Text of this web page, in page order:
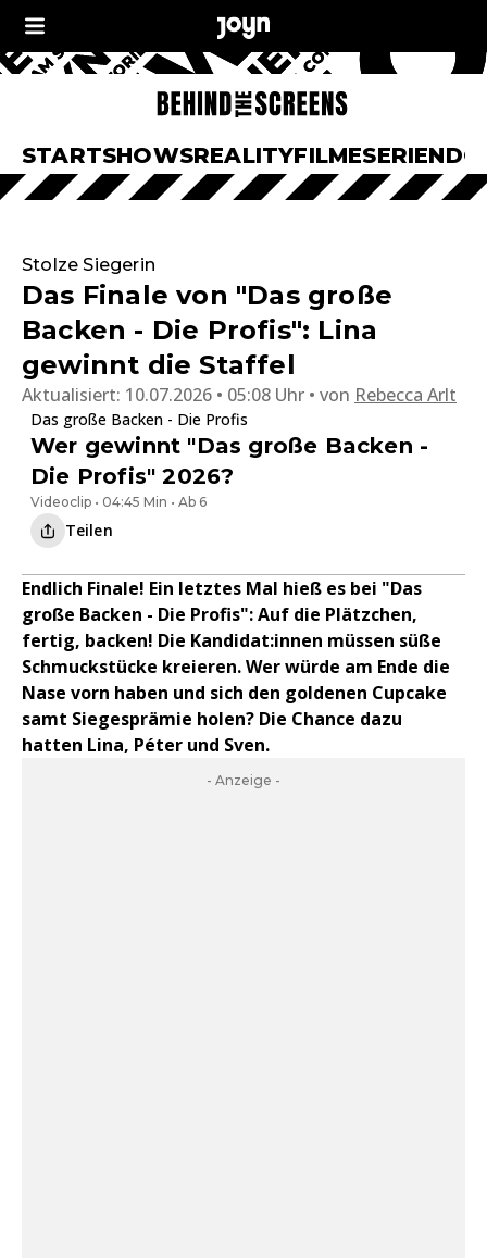
STARTSHOWSREALITYFILMESERIEN
Stolze Siegerin
Das Finale von "Das große
Backen - Die Profis": Lina
gewinnt die Staffel
Aktualisiert: 10.07.2026 • 05:08 Uhr von Rebecca Arlt
Das große Backen - Die Profis
Wer gewinnt "Das große Backen -
Die Profis" 2026?
Videoclip • 04:45 Min • Ab 6
Teilen
Endlich Finale! Ein letztes Mal hieß es bei "Das
große Backen - Die Profis": Auf die Plätzchen,
fertig, backen! Die Kandidat:innen müssen süße
Schmuckstücke kreieren. Wer würde am Ende die
Nase vorn haben und sich den goldenen Cupcake
samt Siegesprämie holen? Die Chance dazu
hatten Lina, Péter und Sven.
- Anzeige -